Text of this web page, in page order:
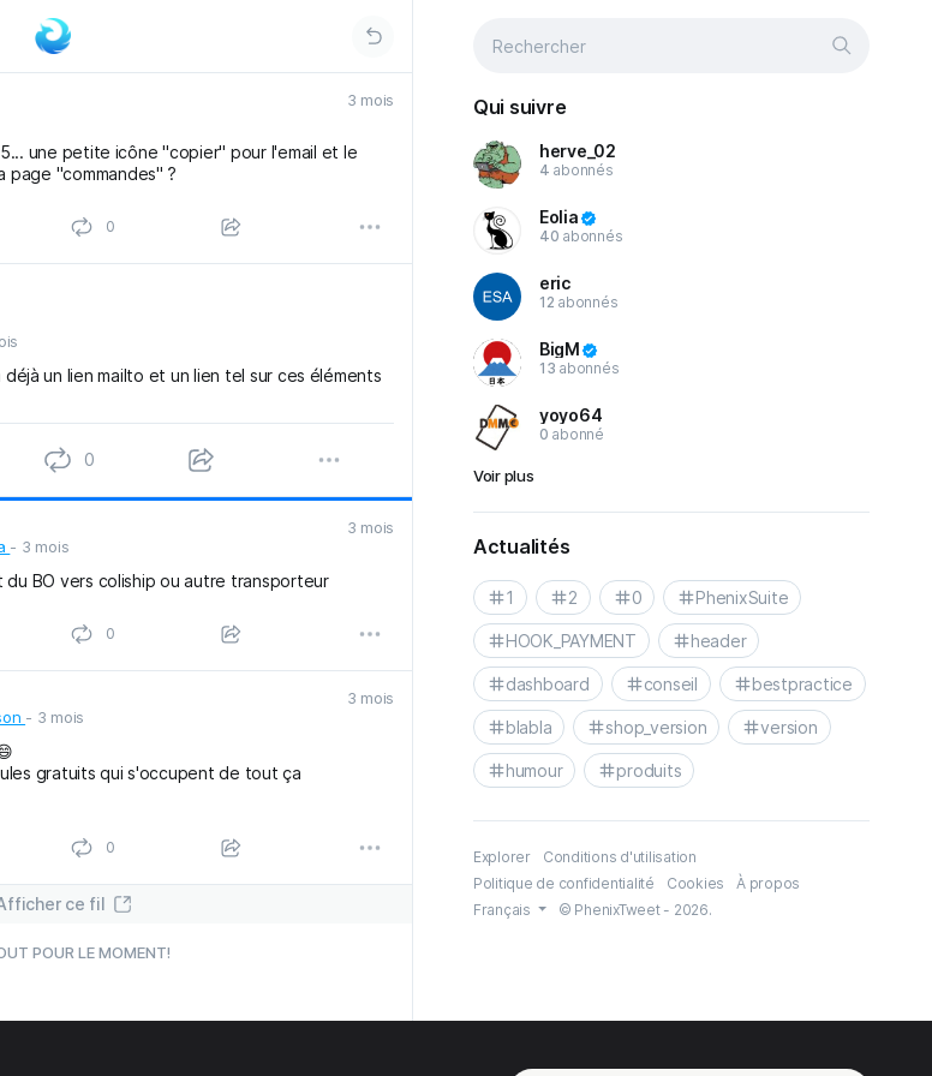
3 mois
une petite icône "copier" pour l'email et le
page "commandes" ?
un lien mailto et un lien tel sur ces éléments
0
3 mois
- 3 mois
BO vers coliship ou autre transporteur
3 mois
- 3 mois
gratuits qui s'occupent de tout ça
ce fil
POUR LE MOMENT!
Qui suivre
herve_02
4 abonnés
Eolia
40 abonnés
eric
12 abonnés
BigM
13 abonnés
yoyo64
0 abonné
Voir plus
Actualités
1 2 0 PhenixSuite
HOOK_PAYMENT header
dashboard conseil bestpractice
blabla shop_version version
humour produits
Explorer
Conditions d'utilisation
Politique de confidentialité
Cookies
À propos
Français
© PhenixTweet - 2026.